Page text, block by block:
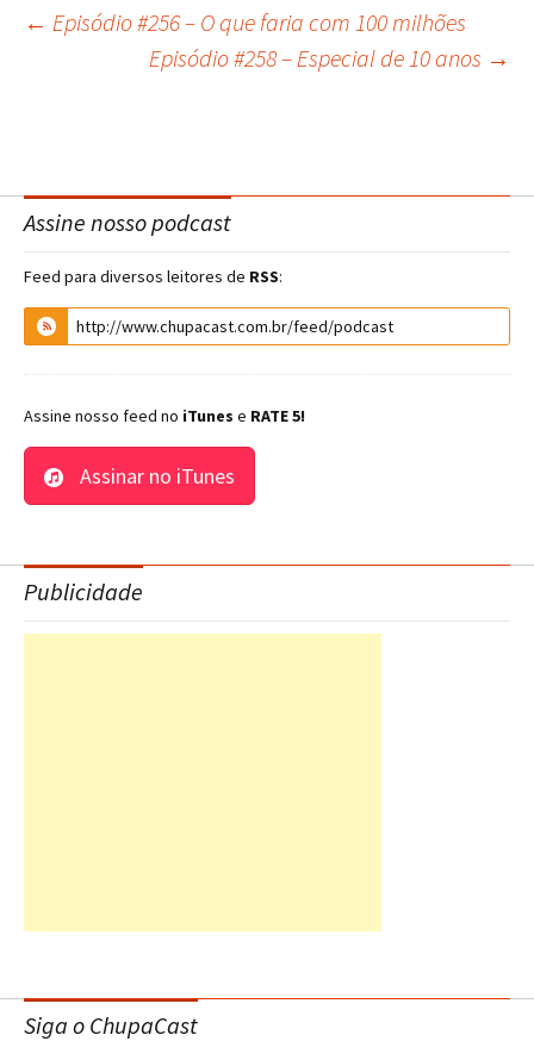
Navegação
post
← Episódio #256 – O que faria com 100 milhões
Episódio #258 – Especial de 10 anos →
Assine nosso podcast
Feed para diversos leitores de RSS:
Assine nosso feed no iTunes e RATE 5!
Assinar no iTunes
Publicidade
Siga o ChupaCast